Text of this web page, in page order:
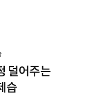
덜어주는
습